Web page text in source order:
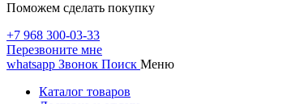
Поможем сделать покупку
+7 968 300-03-33
Перезвоните мне
whatsapp Звонок Поиск Меню
Каталог товаров